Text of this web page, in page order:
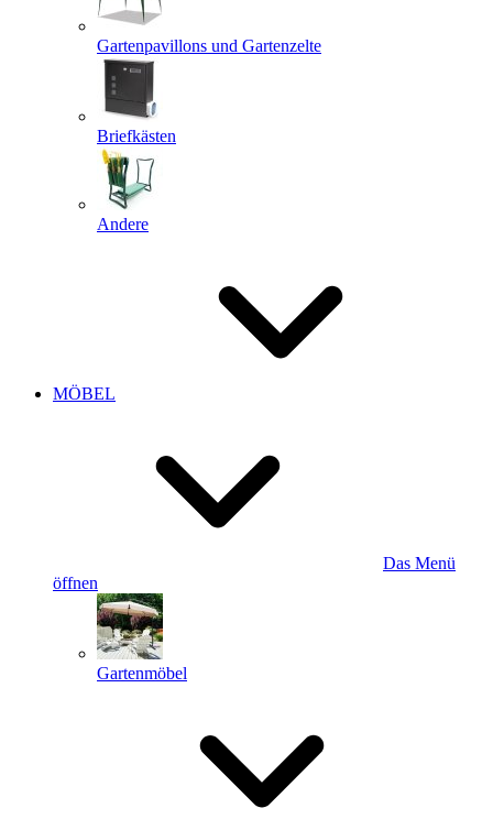
Gartenpavillons und Gartenzelte
Briefkästen
Andere
MÖBEL
Das Menü
öffnen
Gartenmöbel